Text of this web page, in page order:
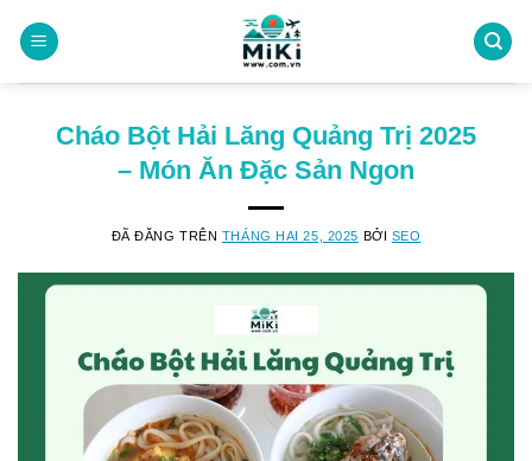
đến
Cháo Bột Hải Lăng Quảng Trị 2025
– Món Ăn Đặc Sản Ngon
ĐÃ ĐĂNG TRÊN THÁNG HAI 25, 2025 BỞI SEO